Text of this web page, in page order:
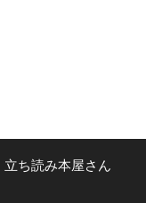
立ち読み本屋さん